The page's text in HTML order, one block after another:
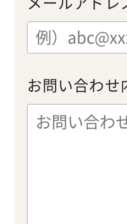
お問い合わせ